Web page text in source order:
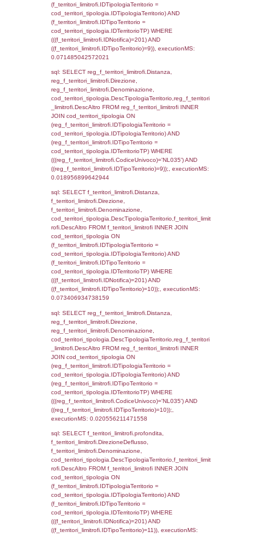
reg_f_territori_limitrofi.Direzione,
reg_f_territori_limitrofi.Denominazione,
_limitrofi.DescAltro FROM
JOIN cod_territori_tipologia ON
(reg_f_territori_limitrofi.IDTipologiaTerritorio =
cod_territori_tipologia.IDTipologiaTerritorio)
(reg_f_territori_limitrofi.IDTipoTerritorio =
cod_territori_tipologia.IDTerritorioTP)
0.021867036819458
sql: SELECT f_territori_limitrofi.Distanza,
f_territori_limitrofi.Direzione,
f_territori_limitrofi.Denominazione,
f_territori_limitrofi.DescAltro FROM
JOIN cod_territori_tipologia ON
(f_territori_limitrofi.IDTipologiaTerritorio =
cod_territori_tipologia.IDTipologiaTerritorio)
(f_territori_limitrofi.IDTipoTerritorio =
cod_territori_tipologia.IDTerritorioTP)
(((f_territori_limitrofi.IDNotifica)=201) AND
((f_territori_limitrofi.IDTipoTerritorio)=5)),
0.073909997940063
sql: SELECT
reg_f_territori_limitrofi.Direzione,
reg_f_territori_limitrofi.Denominazione,
_limitrofi.DescAltro FROM
JOIN cod_territori_tipologia ON
(reg_f_territori_limitrofi.IDTipologiaTerritorio =
cod_territori_tipologia.IDTipologiaTerritorio)
(reg_f_territori_limitrofi.IDTipoTerritorio =
cod_territori_tipologia.IDTerritorioTP)
0.020103931427002